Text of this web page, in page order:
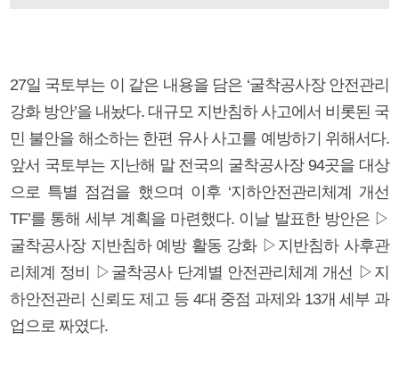
27일 국토부는 이 같은 내용을 담은 ‘굴착공사장 안전관리
강화 방안’을 내놨다. 대규모 지반침하 사고에서 비롯된 국
민 불안을 해소하는 한편 유사 사고를 예방하기 위해서다.
앞서 국토부는 지난해 말 전국의 굴착공사장 94곳을 대상
으로 특별 점검을 했으며 이후 ‘지하안전관리체계 개선
TF’를 통해 세부 계획을 마련했다. 이날 발표한 방안은 ▷
굴착공사장 지반침하 예방 활동 강화 ▷지반침하 사후관
리체계 정비 ▷굴착공사 단계별 안전관리체계 개선 ▷지
하안전관리 신뢰도 제고 등 4대 중점 과제와 13개 세부 과
업으로 짜였다.